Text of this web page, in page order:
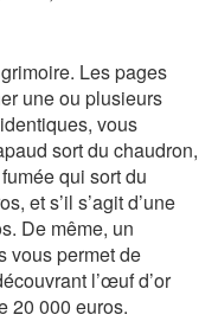
Les pages
une ou plusieurs
vous
sort du chaudron,
qui sort du
et s’il s’agit d’une
De même, un
vous permet de
l’œuf d’or
20 000 euros.